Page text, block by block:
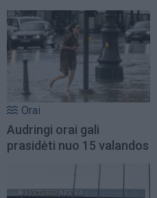
Orai
Audringi orai gali
prasidėti nuo 15 valandos